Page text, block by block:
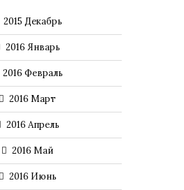
2015 Декабрь
2016 Январь
2016 Февраль
2016 Март
2016 Апрель
2016 Май
2016 Июнь